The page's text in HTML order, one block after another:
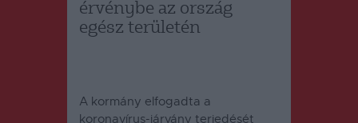
érvénybe az ország
egész területén
A kormány elfogadta a
koronavírus-járvány terjedését